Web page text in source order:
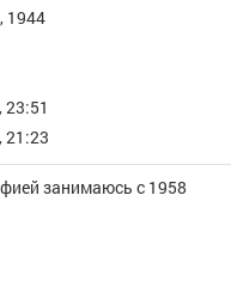
1944
23:51
21:23
занимаюсь с 1958